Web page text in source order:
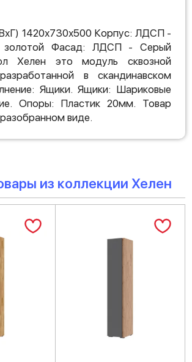
1420х730х500 Корпус: ЛДСП -
Фасад: ЛДСП - Серый
Хелен это модуль сквозной
в скандинавском
Ящики. Ящики: Шариковые
Опоры: Пластик 20мм. Товар
виде.
из коллекции Хелен